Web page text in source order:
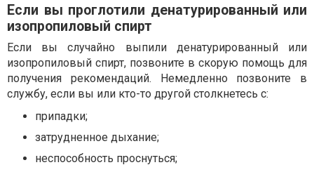
Если вы проглотили денатурированный или
изопропиловый спирт
Если вы случайно выпили денатурированный или
изопропиловый спирт, позвоните в скорую помощь для
получения рекомендаций. Немедленно позвоните в
службу, если вы или кто-то другой столкнетесь с:
припадки;
затрудненное дыхание;
неспособность проснуться;